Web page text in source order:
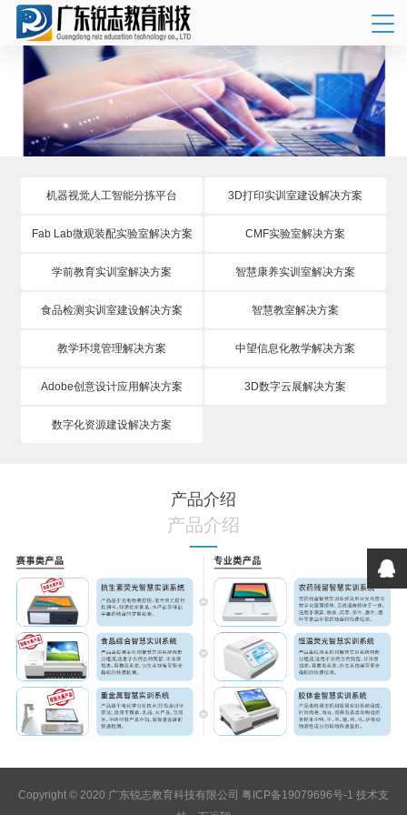
机器视觉人工智能分拣平台 3D打印实训室建设解决方案
Fab Lab微观装配实验室解决方案 CMF实验室解决方案
学前教育实训室解决方案 智慧康养实训室解决方案
食品检测实训室建设解决方案 智慧教室解决方案
教学环境管理解决方案 中望信息化教学解决方案
Adobe创意设计应用解决方案 3D数字云展解决方案
数字化资源建设解决方案
产品介绍
产品介绍
Copyright © 2020 广东锐志教育科技有限公司 粤ICP备19079696号-1 技术支